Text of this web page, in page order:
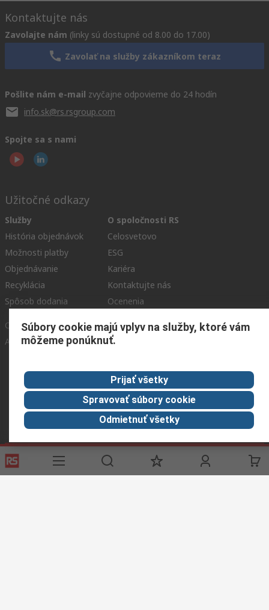
Kontaktujte nás
Zavolajte nám (linky sú dostupné od 8.00 do 17.00)
Zavolať na služby zákazníkom teraz
Pošlite nám e-mail zvyčajne odpovieme do 24 hodín
info.sk@rs.rsgroup.com
Spojte sa s nami
Užitočné odkazy
Služby
História objednávok
Možnosti platby
Objednávanie
Recyklácia
Spôsob dodania
O spoločnosti RS
Celosvetovo
ESG
Kariéra
Kontaktujte nás
Ocenenia
Corporate Group
About RS
RS získala spoločnosť Distrelec v roku 2023
Spolu sme silnejší
Podmienky našej webovej stránky
Všeobecné obchodné
podmienky
Súbory cookie majú vplyv na služby, ktoré vám
môžeme ponúknuť.
Prijať všetky
Spravovať súbory cookie
Odmietnuť všetky